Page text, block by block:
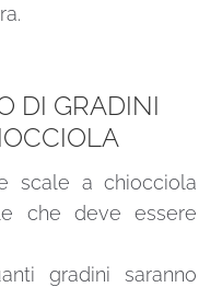
DI GRADINI
scale a chiocciola
che deve essere
gradini saranno